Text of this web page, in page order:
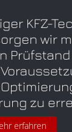
KFZ-
wir
zu
erfahren